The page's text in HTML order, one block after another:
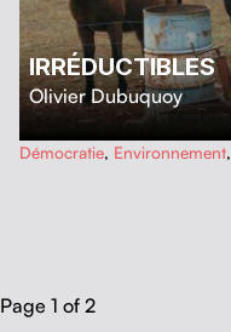
IRRÉDUCTIBLES
Olivier Dubuquoy
…
Démocratie, Environnement,